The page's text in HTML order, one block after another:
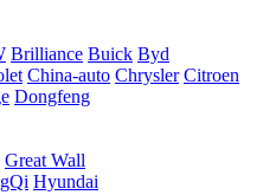
Brilliance Buick Byd
China-auto Chrysler Citroen
Dongfeng
Great Wall
Hyundai